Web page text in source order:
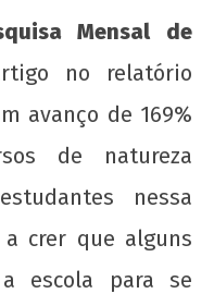
Mensal de
no relatório
avanço de 169%
de natureza
nessa
crer que alguns
escola para se